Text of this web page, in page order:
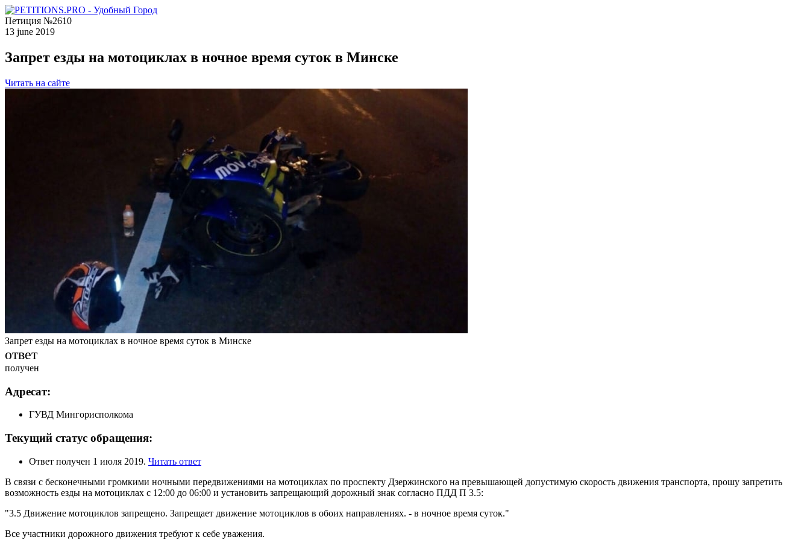
Петиция №2610
13 june 2019
Запрет езды на мотоциклах в ночное время суток в Минске
Читать на сайте
Запрет езды на мотоциклах в ночное время суток в Минске
ответ
получен
Адресат:
ГУВД Мингорисполкома
Текущий статус обращения:
Ответ получен 1 июля 2019. Читать ответ
В связи с бесконечными громкими ночными передвижениями на мотоциклах по проспекту Дзержинского на превышающей допустимую скорость движения транспорта, прошу запретить
возможность езды на мотоциклах с 12:00 до 06:00 и установить запрещающий дорожный знак согласно ПДД П 3.5:
"3.5 Движение мотоциклов запрещено. Запрещает движение мотоциклов в обоих направлениях. - в ночное время суток."
Все участники дорожного движения требуют к себе уважения.